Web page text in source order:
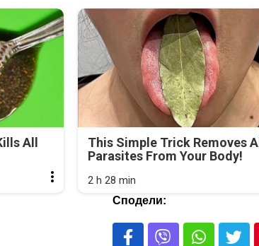
All
This Simple Trick Removes All
Parasites From Your Body!
2 h 28 min
Сподели: